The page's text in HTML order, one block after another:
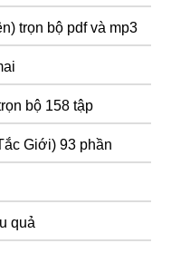
trọn bộ pdf và mp3
bộ 158 tập
Giới) 93 phần
quả